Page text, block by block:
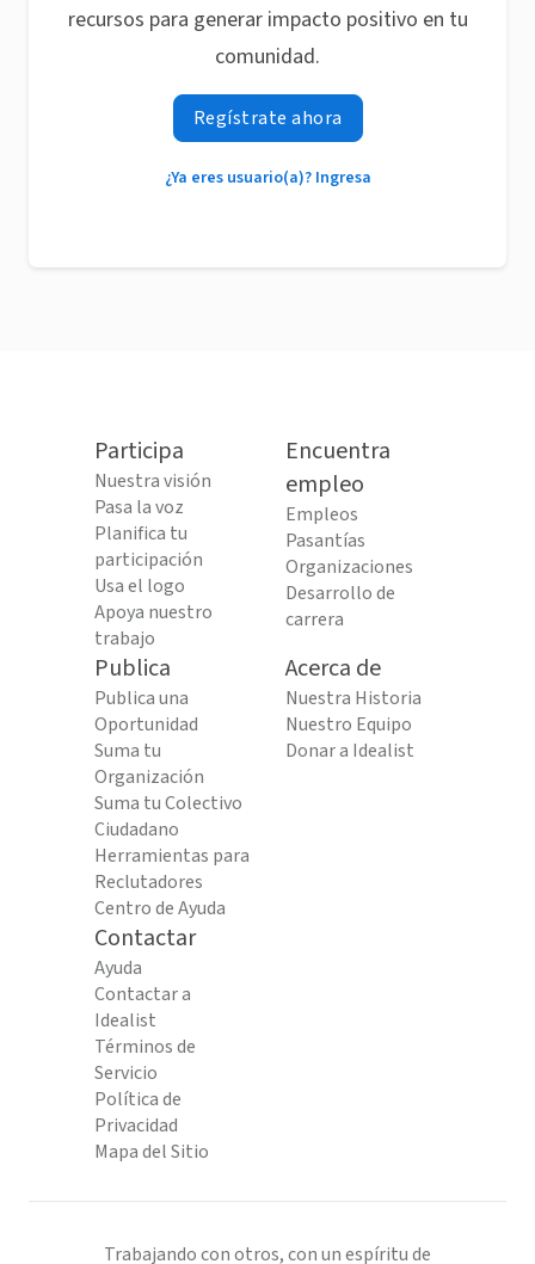
recursos para generar impacto positivo en tu
comunidad.
Regístrate ahora
¿Ya eres usuario(a)? Ingresa
Participa
Nuestra visión
Pasa la voz
Planifica tu
participación
Usa el logo
Apoya nuestro
trabajo
Encuentra
empleo
Empleos
Pasantías
Organizaciones
Desarrollo de
carrera
Publica
Publica una
Oportunidad
Suma tu
Organización
Suma tu Colectivo
Ciudadano
Herramientas para
Reclutadores
Centro de Ayuda
Acerca de
Nuestra Historia
Nuestro Equipo
Donar a Idealist
Contactar
Ayuda
Contactar a
Idealist
Términos de
Servicio
Política de
Privacidad
Mapa del Sitio
Trabajando con otros, con un espíritu de